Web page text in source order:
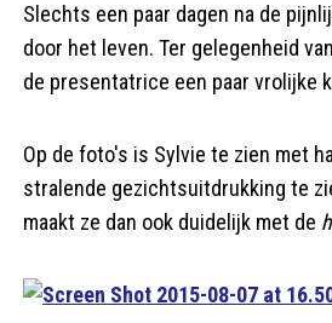
Slechts een paar dagen na de
door het leven. Ter gelegenheid
de presentatrice een paar vrolijke
Op de foto's is Sylvie te zien met
stralende gezichtsuitdrukking te
maakt ze dan ook duidelijk met de